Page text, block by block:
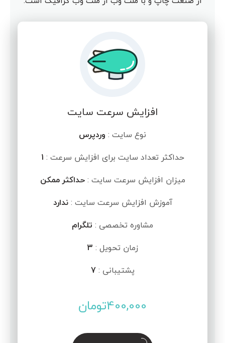
افزایش سرعت سایت
نوع سایت : وردپرس
حداکثر تعداد سایت برای افزایش سرعت : 1
میزان افزایش سرعت سایت :حداکثر ممکن
آموزش افزایش سرعت سایت :ندارد
مشاوره تخصصی : تلگرام
زمان تحویل : 3
پشتیبانی :7
400,000تومان